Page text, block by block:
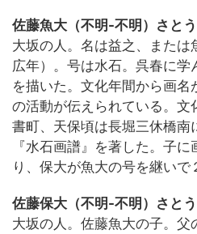
佐藤魚大（不明-不明）さと
大坂の人。名は益之、または
広年）。号は水石。呉春に
を描いた。文化年間から画
の活動が伝えられている。文
書町、天保頃は長堀三休橋南
『水石画譜』を著した。子
り、保大が魚大の号を継いで
佐藤保大（不明-不明）さと
大坂の人。佐藤魚大の子。父